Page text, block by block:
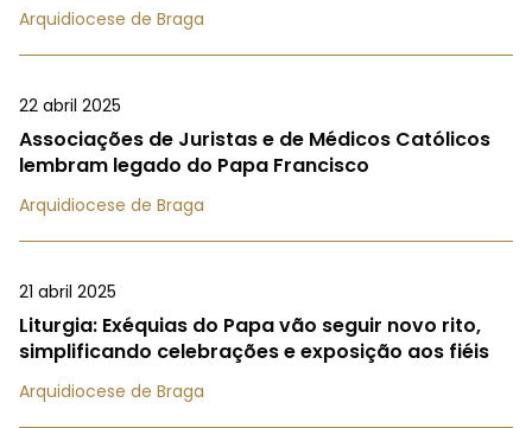
Arquidiocese de Braga
22 abril 2025
Associações de Juristas e de Médicos Católicos
lembram legado do Papa Francisco
Arquidiocese de Braga
21 abril 2025
Liturgia: Exéquias do Papa vão seguir novo rito,
simplificando celebrações e exposição aos fiéis
Arquidiocese de Braga